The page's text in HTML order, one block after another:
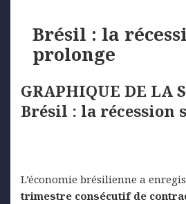
Brésil : la
prolonge
GRAPHIQUE DE LA
Brésil : la récession
L’économie brésilienne a
trimestre consécutif de